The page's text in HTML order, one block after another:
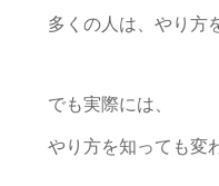
多くの人は、やり方
でも実際には、
やり方を知っても変